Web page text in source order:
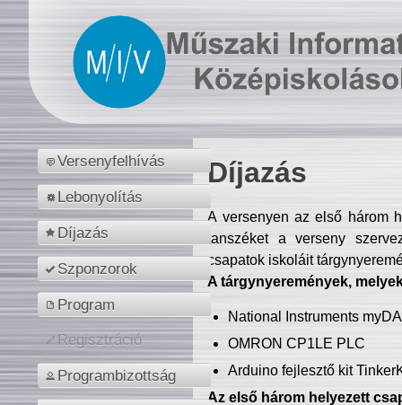
Versenyfelhívás
Lebonyolítás
Díjazás
Szponzorok
Program
Regisztráció
Programbizottság
Díjazás
A versenyen az első három
tanszéket a verseny
csapatok iskoláit
A tárgynyeremények,
National Instruments
OMRON CP1LE PLC
Arduino fejlesztő kit
Az első három helyezett